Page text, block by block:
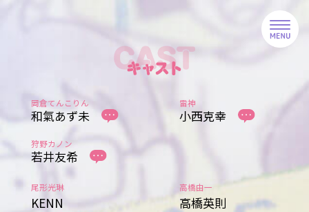
岡倉てんこりん
和氣あず未
雷神
小西克幸
狩野カノン
若井友希
尾形光琳
KENN
高橋由一
高橋英則